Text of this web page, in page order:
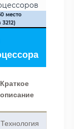
место
3212)
Краткое
описание
Технология